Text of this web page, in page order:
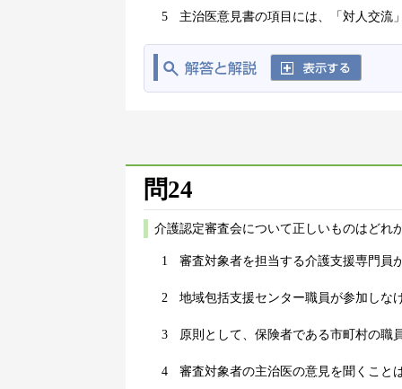
5 主治医意見書の項目には、「対人交流
問24
介護認定審査会について正しいものはどれ
1 審査対象者を担当する介護支援専門員
2 地域包括支援センター職員が参加しな
3 原則として、保険者である市町村の職
4 審査対象者の主治医の意見を聞くこと